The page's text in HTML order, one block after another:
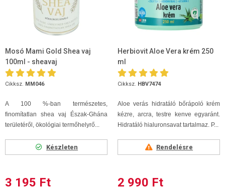
Mosó Mami Gold Shea vaj
100ml - sheavaj
Cikksz. MM046
A 100 %-ban természetes,
finomítatlan shea vaj Észak-Ghána
területéről, ökológiai termőhelyrő...
Készleten
3 195 Ft
Herbiovit Aloe Vera krém 250
ml
Cikksz. HBV7474
Aloe verás hidratáló bőrápoló krém
kézre, arcra, testre kenve egyaránt.
Hidratáló hialuronsavat tartalmaz. P...
Rendelésre
2 990 Ft